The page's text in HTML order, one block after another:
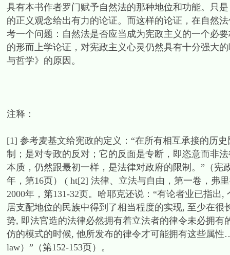
具有本书作者罗门赋予自然法的那种地位和功能。只
的正义观念给出有力的论证。而这样的论证，在自然
考一个问题：自然法是否应当成为宪政主义的一个必
的形而上学论证，对宪政主义心灵仍然具有十分强大
与哲学》的原因。
注释：
[1] 参考麦基文给宪政的定义：“在所有相互承接的历
制；是对专政的反对；它的反面是专断，即恣意而非
本质，仍然跟最初一样，是法律对政府的限制。”（宪
年，第16页） ( ht[2] 法律、立法与自由，第一卷，弗
2000年，第131-32页。哈耶克还说：“有论者业已指出
居支配地位的民族中得到了相当程度的实现, 至少在
势, 即法官造的法律必然拥有着立法者的律令未必拥
仿的模式的时候, 他所发布的律令才可能拥有这些属
law）”（第152-153页）。